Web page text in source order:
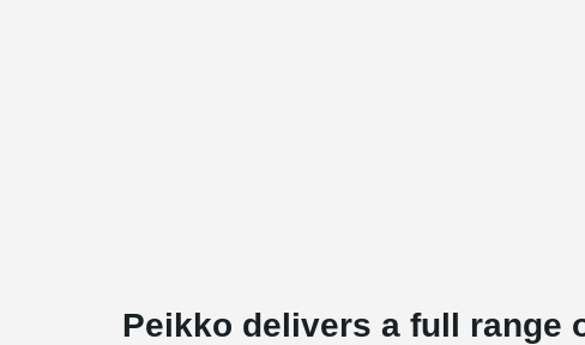
Peikko delivers a full range